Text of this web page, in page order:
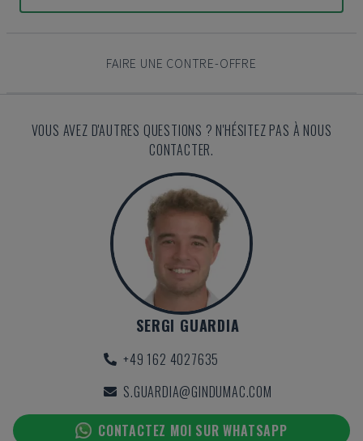
FAIRE UNE CONTRE-OFFRE
VOUS AVEZ D'AUTRES QUESTIONS ? N'HÉSITEZ PAS À NOUS
CONTACTER.
SERGI GUARDIA
+49 162 4027635
S.GUARDIA@GINDUMAC.COM
CONTACTEZ MOI SUR WHATSAPP